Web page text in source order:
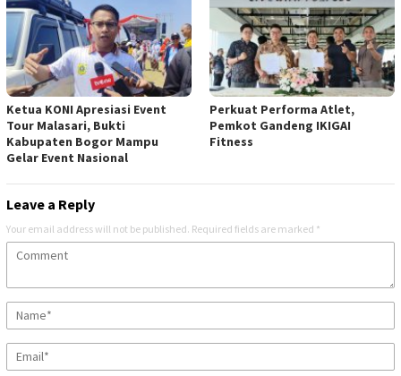
Ketua KONI Apresiasi Event
Tour Malasari, Bukti
Kabupaten Bogor Mampu
Gelar Event Nasional
Perkuat Performa Atlet,
Pemkot Gandeng IKIGAI
Fitness
Leave a Reply
Your email address will not be published. Required fields are marked *